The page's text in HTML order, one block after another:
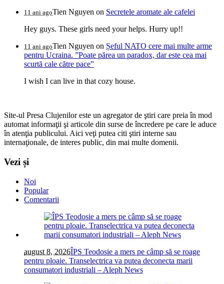
11 ani agoTien Nguyen on Secretele aromate ale cafelei
Hey guys. These girls need your helps. Hurry up!!
11 ani agoTien Nguyen on Șeful NATO cere mai multe arme
pentru Ucraina. ”Poate părea un paradox, dar este cea mai
scurtă cale către pace”
I wish I can live in that cozy house.
Site-ul Presa Clujenilor este un agregator de ştiri care preia în mod
automat informaţii şi articole din surse de încredere pe care le aduce
în atenţia publicului. Aici veţi putea citi ştiri interne sau
internaţionale, de interes public, din mai multe domenii.
Vezi și
Noi
Popular
Comentarii
august 8, 2026ÎPS Teodosie a mers pe câmp să se roage
pentru ploaie. Transelectrica va putea deconecta marii
consumatori industriali – Aleph News